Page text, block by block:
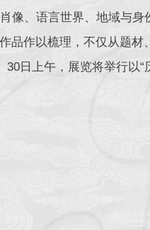
像、语言世界、地域与身
品作以梳理，不仅从题材
日上午，展览将举行以“